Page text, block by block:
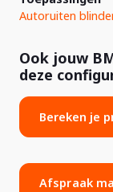
Autoruiten
Ook jouw
deze
Bereken je
Afspraak